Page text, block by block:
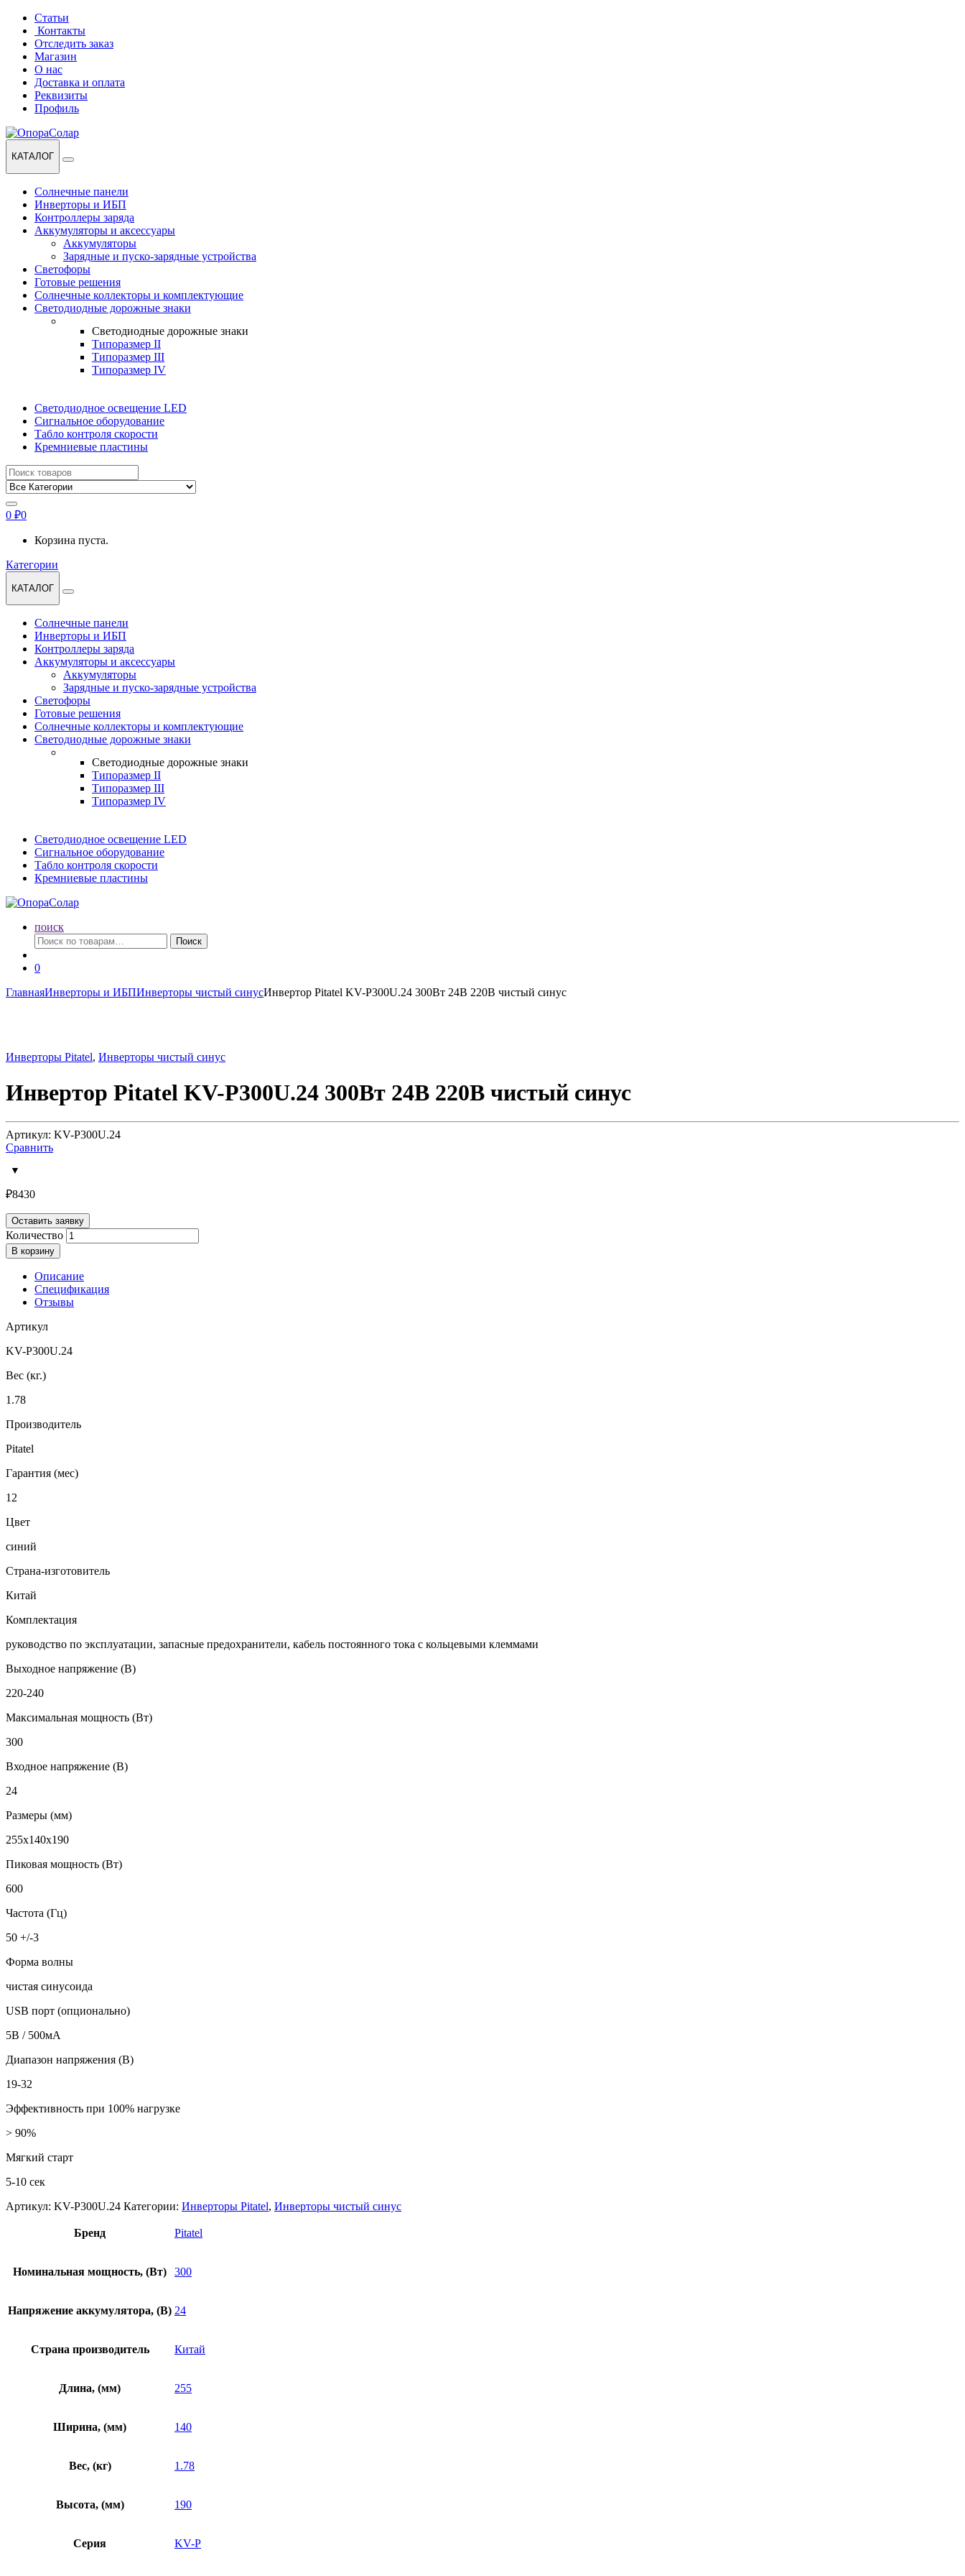
Перейти
навигации
Перейти
содержанию
Статьи
Контакты
Отследить заказ
Магазин
О нас
Доставка и оплата
Реквизиты
Профиль
КАТАЛОГ
Солнечные панели
Инверторы и ИБП
Контроллеры заряда
Аккумуляторы и аксессуары
Аккумуляторы
Зарядные и пуско-зарядные устройства
Светофоры
Готовые решения
Солнечные коллекторы и комплектующие
Светодиодные дорожные знаки
Светодиодные дорожные знаки
Типоразмер II
Типоразмер III
Типоразмер IV
Светодиодное освещение LED
Сигнальное оборудование
Табло контроля скорости
Кремниевые пластины
Найти:
0 ₽0
Корзина пуста.
Категории
КАТАЛОГ
Солнечные панели
Инверторы и ИБП
Контроллеры заряда
Аккумуляторы и аксессуары
Аккумуляторы
Зарядные и пуско-зарядные устройства
Светофоры
Готовые решения
Солнечные коллекторы и комплектующие
Светодиодные дорожные знаки
Светодиодные дорожные знаки
Типоразмер II
Типоразмер III
Типоразмер IV
Светодиодное освещение LED
Сигнальное оборудование
Табло контроля скорости
Кремниевые пластины
поиск
Искать:
Поиск
0
ГлавнаяИнверторы и ИБПИнверторы чистый синусИнвертор Pitatel KV-P300U.24 300Вт 24В 220В чистый синус
Инверторы Pitatel, Инверторы чистый синус
Инвертор Pitatel KV-P300U.24 300Вт 24В 220В чистый синус
Артикул: KV-P300U.24
Сравнить
₽8430
Оставить заявку
Количество
В корзину
Описание
Спецификация
Отзывы
Артикул
KV-P300U.24
Вес (кг.)
1.78
Производитель
Pitatel
Гарантия (мес)
12
Цвет
синий
Страна-изготовитель
Китай
Комплектация
руководство по эксплуатации, запасные предохранители, кабель постоянного тока с кольцевыми клеммами
Выходное напряжение (В)
220-240
Максимальная мощность (Вт)
300
Входное напряжение (В)
24
Размеры (мм)
255x140x190
Пиковая мощность (Вт)
600
Частота (Гц)
50 +/-3
Форма волны
чистая синусоида
USB порт (опционально)
5В / 500мА
Диапазон напряжения (В)
19-32
Эффективность при 100% нагрузке
> 90%
Мягкий старт
5-10 сек
Артикул: KV-P300U.24 Категории: Инверторы Pitatel, Инверторы чистый синус
Бренд Pitatel
Номинальная мощность, (Вт) 300
Напряжение аккумулятора, (В) 24
Страна производитель Китай
Длина, (мм) 255
Ширина, (мм) 140
Вес, (кг) 1.78
Высота, (мм) 190
Серия KV-P